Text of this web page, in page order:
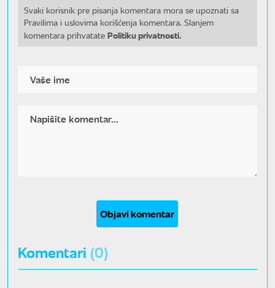
Svaki korisnik pre pisanja komentara mora se upoznati sa
Pravilima i uslovima korišćenja komentara. Slanjem
komentara prihvatate Politiku privatnosti.
Objavi komentar
Komentari (0)